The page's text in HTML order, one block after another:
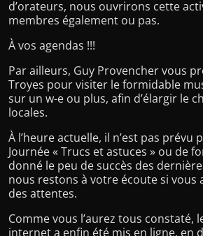
d’orateurs, nous ouvrirons cette
membres également ou pas.
À vos agendas !!!
Par ailleurs, Guy Provencher vous
Troyes pour visiter le formidable
sur un w-e ou plus, afin d’élargir le
locales.
À l’heure actuelle, il n’est pas prévu
Journée « Trucs et astuces » ou de
donné le peu de succès des
nous restons à votre écoute si vous
des attentes.
Comme vous l’aurez tous constaté,
internet a enfin été mis en ligne, en